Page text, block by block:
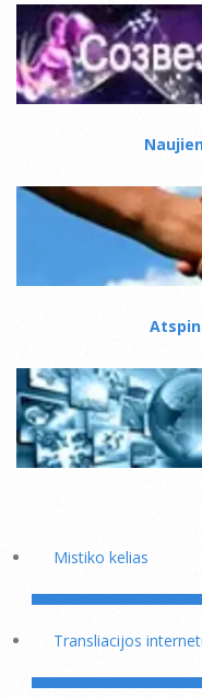
Mistiko kelias
Transliacijos